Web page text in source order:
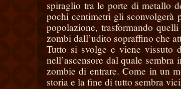
spiraglio tra le porte di metallo
pochi centimetri gli sconvolgerà
popolazione, trasformando
zombi dall’udito sopraffino che
Tutto si svolge e viene vissuto
nell’ascensore dal quale
zombie di entrare. Come in un
storia e la fine di tutto sembra